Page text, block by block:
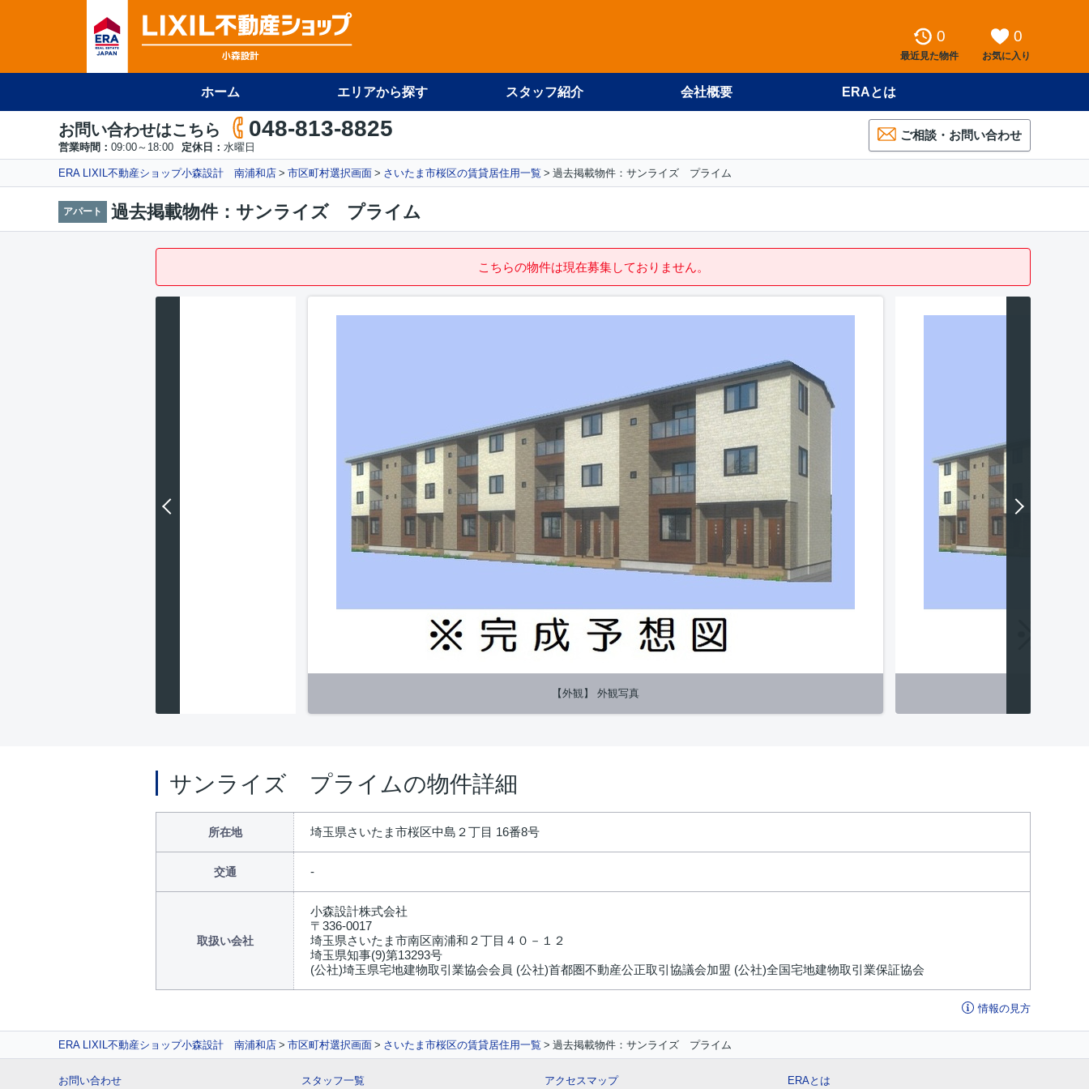
0
最近見た物件
0
お気に入り
ホーム エリアから探す スタッフ紹介 会社概要 ERAとは
お問い合わせはこちら 048-813-8825
営業時間： 09:00～18:00 定休日： 水曜日
ご相談・お問い合わせ
ERA LIXIL不動産ショップ小森設計 南浦和店 市区町村選択画面 さいたま市桜区の賃貸居住用一覧 過去掲載物件：サンライズ プライム
アパート 過去掲載物件：サンライズ プライム
こちらの物件は現在募集しておりません。
【外観】 外観写真
サンライズ プライムの物件詳細
所在地 埼玉県さいたま市桜区中島２丁目 16番8号
交通
取扱い会社
小森設計株式会社
〒336-0017
埼玉県さいたま市南区南浦和２丁目４０－１２
埼玉県知事(9)第13293号
(公社)埼玉県宅地建物取引業協会会員 (公社)首都圏不動産公正取引協議会加盟 (公社)全国宅地建物取引業保証協会
情報の見方
ERA LIXIL不動産ショップ小森設計 南浦和店 市区町村選択画面 さいたま市桜区の賃貸居住用一覧 過去掲載物件：サンライズ プライム
お問い合わせ スタッフ一覧 アクセスマップ ERAとは